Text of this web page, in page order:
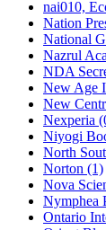
nai010,
Nation
National
Nazrul
NDA
New Age
New
Nexperia
Niyogi
North
Norton (1)
Nova
Nymphea
Ontario